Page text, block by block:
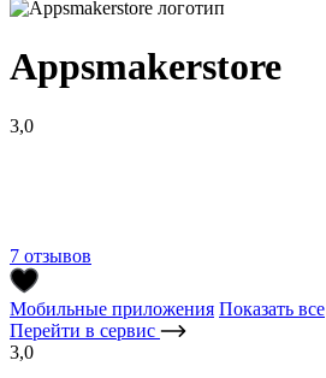
Appsmakerstore
3,0
7 отзывов
Мобильные приложения Показать все
Перейти в сервис
3,0